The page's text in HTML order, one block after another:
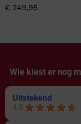
€ 249,95
Wie kiest er nog
Uitstekend
4.6